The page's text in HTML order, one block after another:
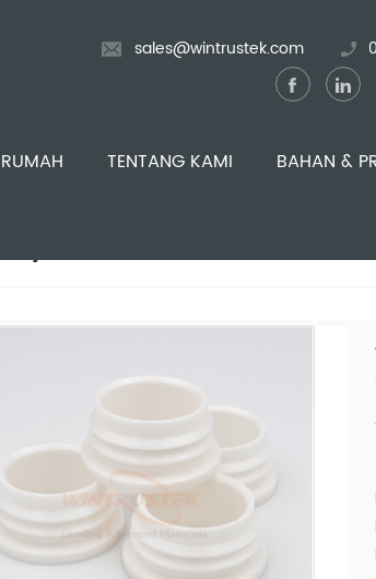
sales@wintrustek.com
RUMAH TENTANG KAMI BAHAN &